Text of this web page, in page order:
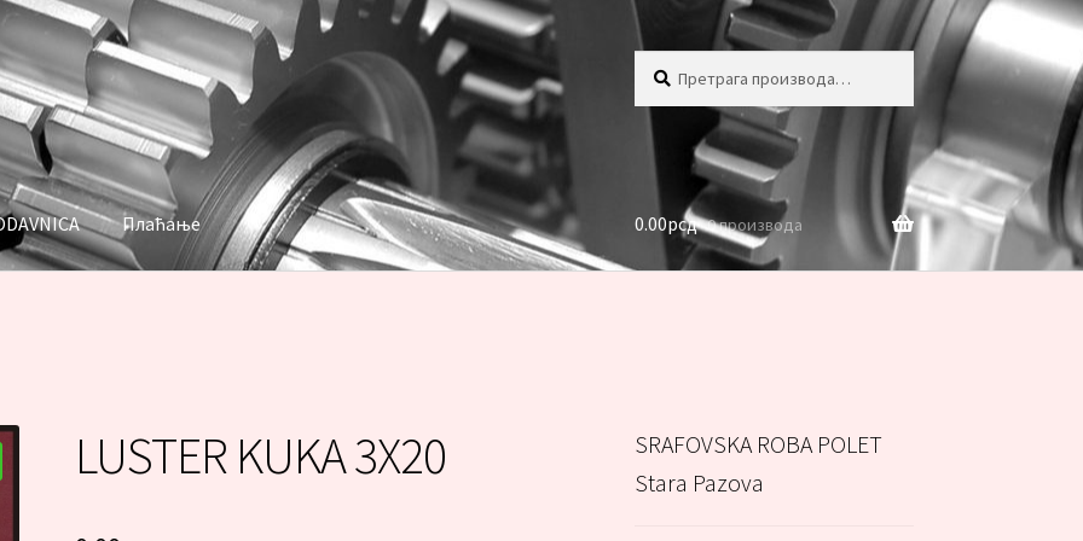
Плаћање 0.00рсд 0 производа
LUSTER KUKA 3X20
SRAFOVSKA ROBA POLET
Stara Pazova